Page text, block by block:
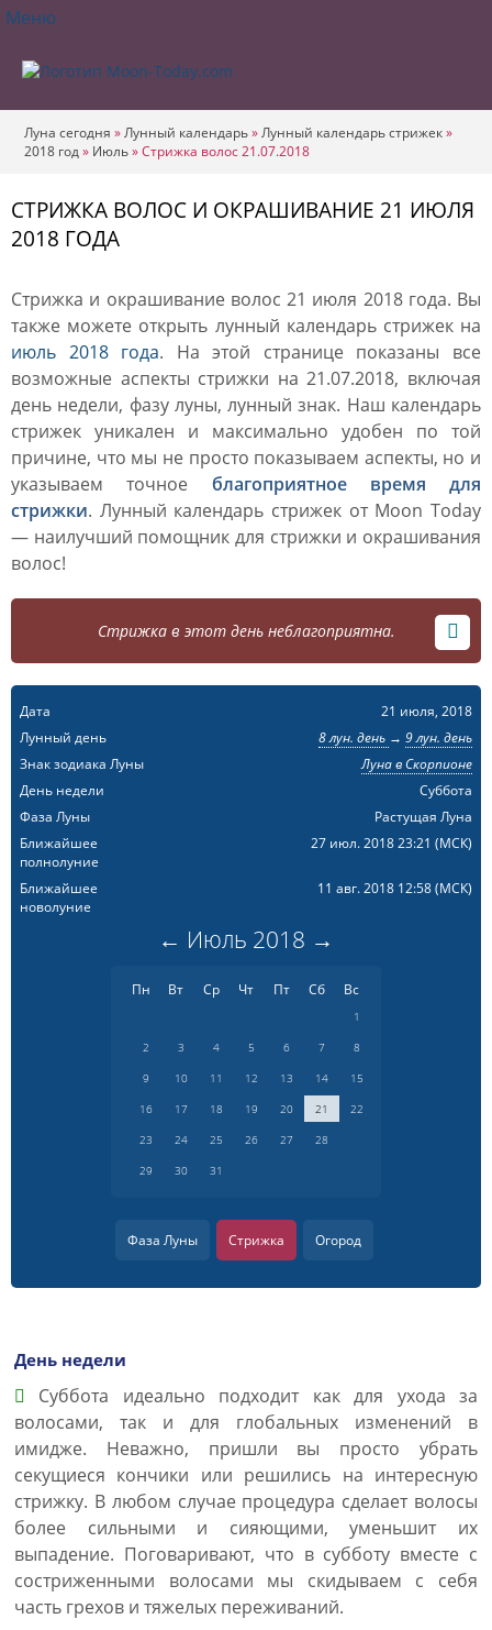
Меню
Луна сегодня »Лунный календарь»Лунный календарь стрижек»
2018 год» Июль»Стрижка волос 21.07.2018
СТРИЖКА ВОЛОС И ОКРАШИВАНИЕ 21 ИЮЛЯ
2018 ГОДА
Стрижка и окрашивание волос 21 июля 2018 года. Вы
также можете открыть лунный календарь стрижек на
июль 2018 года. На этой странице показаны все
возможные аспекты стрижки на 21.07.2018, включая
день недели, фазу луны, лунный знак. Наш календарь
стрижек уникален и максимально удобен по той
причине, что мы не просто показываем аспекты, но и
указываем точное благоприятное время для
стрижки. Лунный календарь стрижек от Moon Today
— наилучший помощник для стрижки и окрашивания
волос!
Стрижка в этот день неблагоприятна.
Дата
21 июля, 2018
Лунный день
8 лун. день → 9 лун. день
Знак зодиака Луны
Луна в Скорпионе
День недели
Суббота
Фаза Луны
Растущая Луна
Ближайшее
полнолуние
27 июл. 2018 23:21 (МСК)
Ближайшее
новолуние
11 авг. 2018 12:58(МСК)
← Июль 2018 →
Пн Вт Ср Чт Пт Сб Вс
1
2
3 4 5 6 7
8
9
10 11 12 13 14
15
16
17 18 19 20 21
22
23
24 25 26 27
28
29
30 31
Фаза Луны Стрижка Огород
День недели
Суббота идеально подходит как для ухода за
волосами, так и для глобальных изменений в
имидже. Неважно, пришли вы просто убрать
секущиеся кончики или решились на интересную
стрижку. В любом случае процедура сделает волосы
более сильными и сияющими, уменьшит их
выпадение. Поговаривают, что в субботу вместе с
состриженными волосами мы скидываем с себя
часть грехов и тяжелых переживаний.